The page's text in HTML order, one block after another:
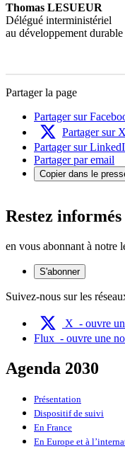
Thomas LESUEUR
Délégué interministériel
au développement durable
Partager la page
Partager sur
Partager sur X
Partager sur
Partager par email
Copier dans le
Restez informés
en vous abonnant à notre
S'abonner
Suivez-nous sur les
X - ouvre
Flux - ouvre une
Agenda 2030
Présentation
Dispositif de suivi
En France
En Europe et à